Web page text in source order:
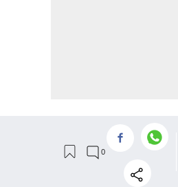
MÁS EN ANÁLISIS Y PRUEBAS